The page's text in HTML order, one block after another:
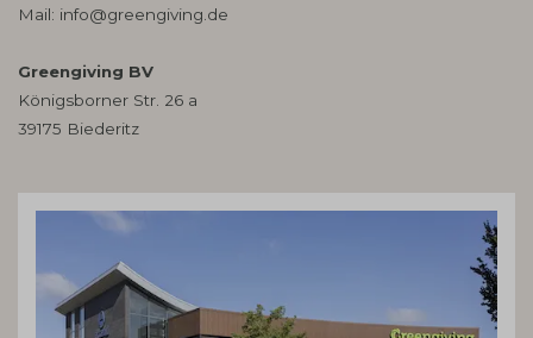
Mail: info@greengiving.de
Greengiving BV
Königsborner Str. 26 a
39175 Biederitz